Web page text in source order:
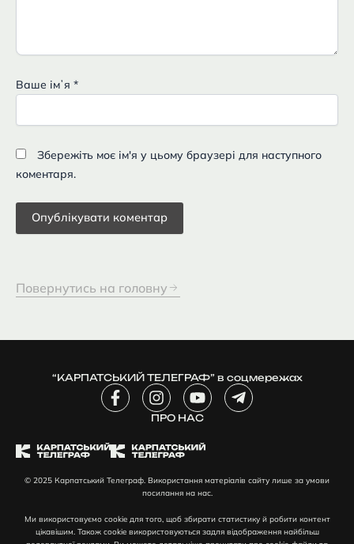
Ваше імʼя *
Збережіть моє ім'я у цьому браузері для наступного
коментаря.
Повернутись на головну
“КАРПАТСЬКИЙ ТЕЛЕГРАФ” в соцмережах
F
a
b
o
-
f
I
n
s
a
r
a
m
Y
o
u
u
e
T
e
a
-
p
ПРО НАС
© 2025 Карпатський Телеграф. Використання матеріалів сайту лише за умови
посилання на нас.
Ми використовуємо cookie для того, щоб збирати статистику й робити контент
цікавішим. Також cookie використовуються задля відображення найбільш